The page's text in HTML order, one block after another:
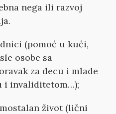
nega ili razvoj
(pomoć u kući,
osobe sa
za decu i mlade
i invaliditetom…);
život (lični